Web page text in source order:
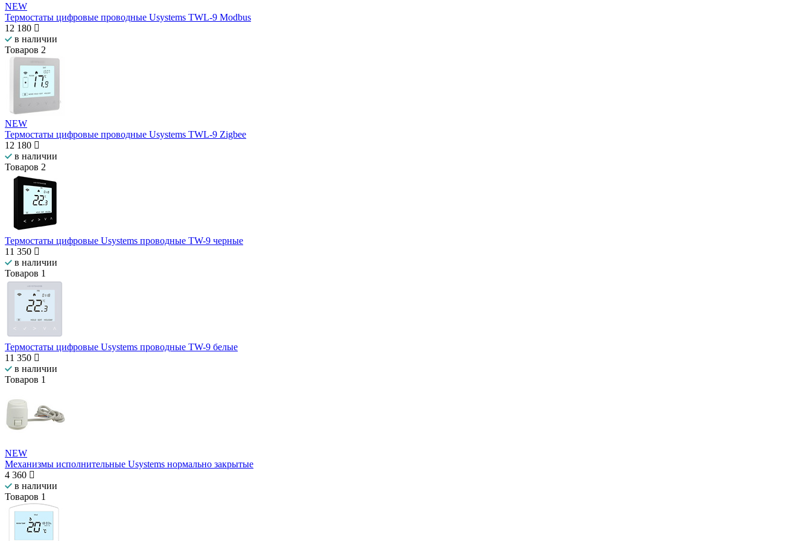
NEW
Термостаты цифровые проводные Usystems TWL-9 Modbus
12 180
в наличии
Товаров 2
NEW
Термостаты цифровые проводные Usystems TWL-9 Zigbee
12 180
в наличии
Товаров 2
Термостаты цифровые Usystems проводные ТW-9 черные
11 350
в наличии
Товаров 1
Термостаты цифровые Usystems проводные ТW-9 белые
11 350
в наличии
Товаров 1
NEW
Механизмы исполнительные Usystems нормально закрытые
4 360
в наличии
Товаров 1